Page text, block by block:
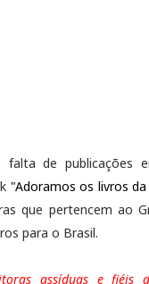
falta de publicações
"Adoramos os livros
que pertencem ao
para o Brasil.
assíduas e fiéis